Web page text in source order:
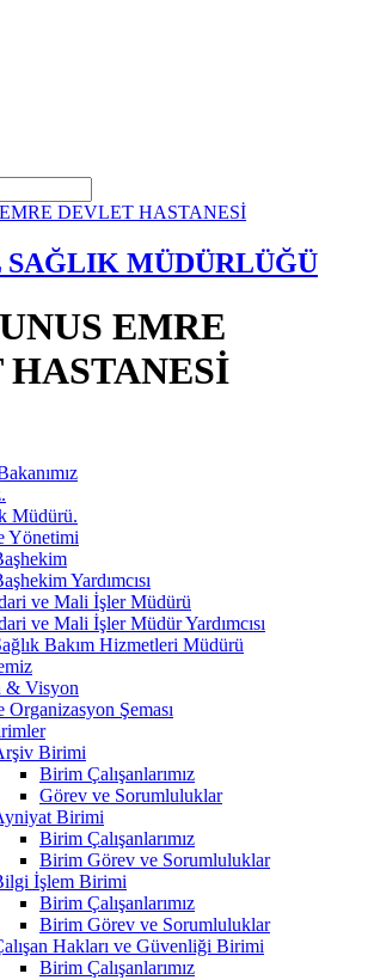
SAĞLIK MÜDÜRLÜĞÜ
EMRE
Müdürü.
Yönetimi
Yardımcısı
ve Mali İşler Müdürü
ve Mali İşler Müdür Yardımcısı
Bakım Hizmetleri Müdürü
& Visyon
Organizasyon Şeması
Birimi
Birim Çalışanlarımız
Görev ve Sorumluluklar
Birimi
Birim Çalışanlarımız
Birim Görev ve Sorumluluklar
İşlem Birimi
Birim Çalışanlarımız
Birim Görev ve Sorumluluklar
Hakları ve Güvenliği Birimi
Birim Çalışanlarımız